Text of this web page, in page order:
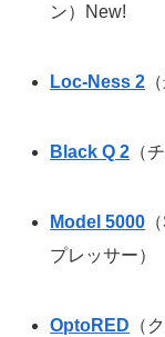
ン）New!
Loc-Ness 2
Black Q 2 （
Model 5000
プレッサー）
OptoRED （